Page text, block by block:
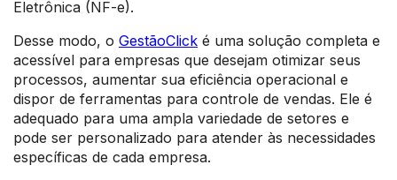
Eletrônica (NF-e).
Desse modo, o GestãoClick é uma solução completa e
acessível para empresas que desejam otimizar seus
processos, aumentar sua eficiência operacional e
dispor de ferramentas para controle de vendas. Ele é
adequado para uma ampla variedade de setores e
pode ser personalizado para atender às necessidades
específicas de cada empresa.